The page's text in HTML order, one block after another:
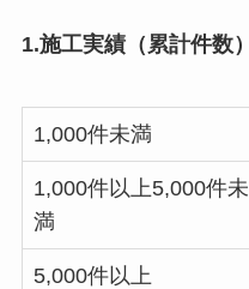
1.施工実績（累計件数）
1,000件未満
1,000件以上5,000件未
満
5,000件以上